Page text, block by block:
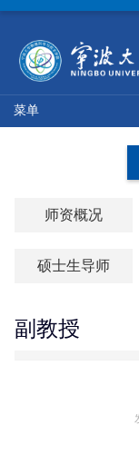
菜单
师资概况
硕士生导师
副教授